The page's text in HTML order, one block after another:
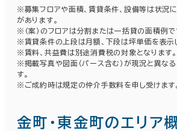
※募集フロアや面積、賃貸条件、設備等は状況
があります。
※（案）のフロアは分割または一括貸の面積例で
※賃貸条件の上段は月額、下段は坪単価を表示し
※賃料、共益費は別途消費税の対象となります。
※掲載写真や図面（パース含む）が現況と異な
す。
※ご成約時は規定の仲介手数料を申し受けます。
金町・東金町のエリア
条件で絞り込む